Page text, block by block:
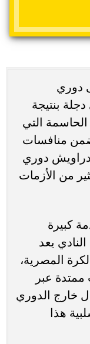
دوري
بنتيجة
التي
منافسات
دوري
من الأزمات
كبيرة
يعد
المصرية،
عبر
خارج الدوري
هذا